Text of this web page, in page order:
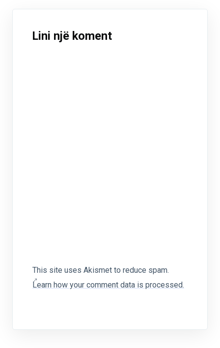
Lini një koment
This site uses Akismet to reduce spam.
Learn how your comment data is processed.